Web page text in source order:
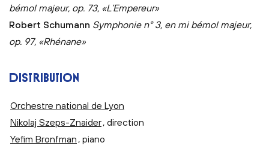
bémol majeur, op. 73, «L’Empereur»
Robert Schumann Symphonie n° 3, en mi bémol majeur,
op. 97, «Rhénane»
DISTRIBUTION
Orchestre national de Lyon
Nikolaj Szeps-Znaider, direction
Yefim Bronfman , piano